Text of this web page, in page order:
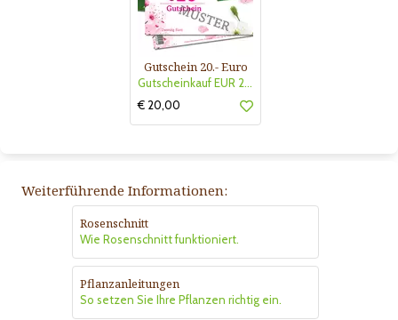
Gutschein 20.- Euro
Gutscheinkauf EUR 20.-
€ 20,00
Weiterführende Informationen:
Rosenschnitt
Wie Rosenschnitt funktioniert.
Pflanzanleitungen
So setzen Sie Ihre Pflanzen richtig ein.